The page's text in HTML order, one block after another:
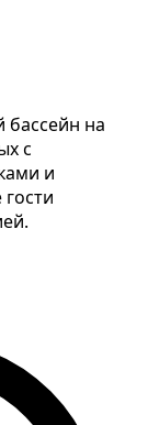
бассейн на
с
и